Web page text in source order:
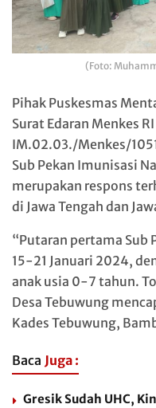
(Foto:
Pihak Puskesmas
Surat Edaran Menkes
IM.02.03./Menkes/
Sub Pekan Imunisasi
merupakan respons
di Jawa Tengah dan
“Putaran pertama Sub
15-21 Januari 2024,
anak usia 0-7 tahun.
Desa Tebuwung
Kades Tebuwung,
Baca Juga :
Gresik Sudah UHC,